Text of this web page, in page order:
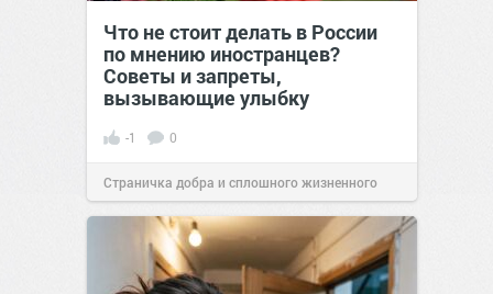
Что не стоит делать в России
по мнению иностранцев?
Советы и запреты,
вызывающие улыбку
-1 0
Страничка добра и сплошного жизненного
позитива!00:2907 авг 2026